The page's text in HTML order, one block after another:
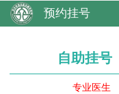
预约挂号
自助挂号
专业医生